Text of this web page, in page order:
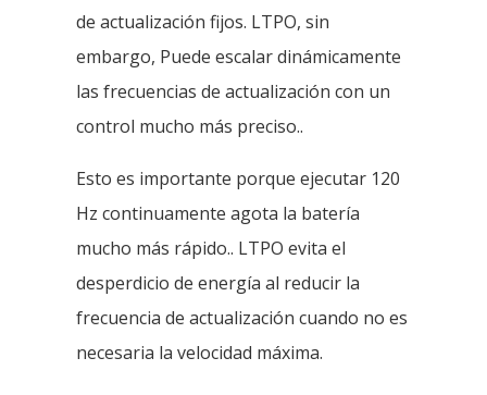
de actualización fijos. LTPO, sin
embargo, Puede escalar dinámicamente
las frecuencias de actualización con un
control mucho más preciso..
Esto es importante porque ejecutar 120
Hz continuamente agota la batería
mucho más rápido.. LTPO evita el
desperdicio de energía al reducir la
frecuencia de actualización cuando no es
necesaria la velocidad máxima.